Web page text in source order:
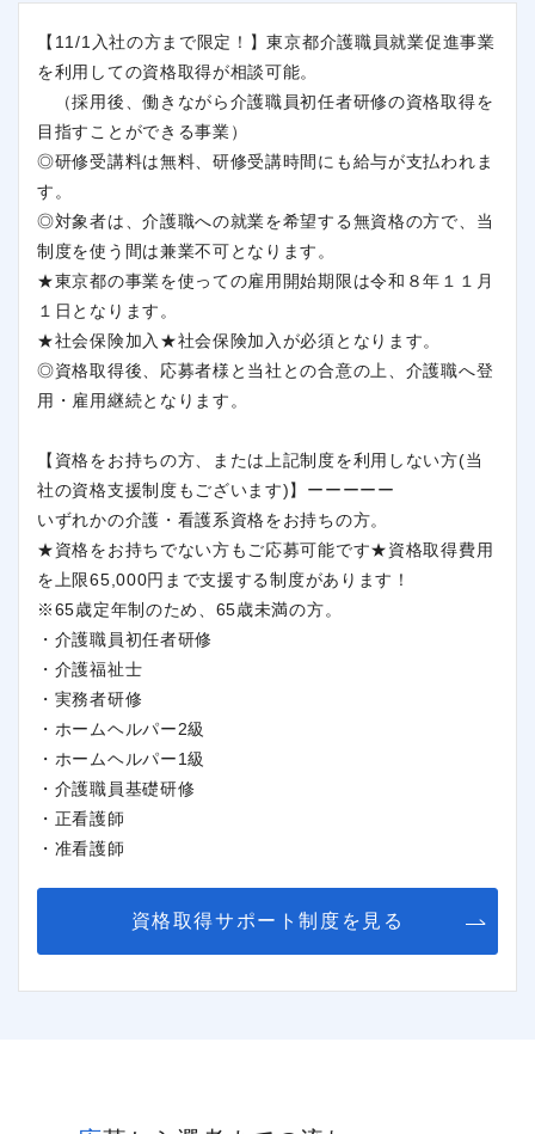
【11/1入社の方まで限定！】東京都介護職員就業促進事業
を利用しての資格取得が相談可能。
（採用後、働きながら介護職員初任者研修の資格取得を
目指すことができる事業）
◎研修受講料は無料、研修受講時間にも給与が支払われま
す。
◎対象者は、介護職への就業を希望する無資格の方で、当
制度を使う間は兼業不可となります。
★東京都の事業を使っての雇用開始期限は令和８年１１月
１日となります。
★社会保険加入★社会保険加入が必須となります。
◎資格取得後、応募者様と当社との合意の上、介護職へ登
用・雇用継続となります。
【資格をお持ちの方、または上記制度を利用しない方(当
社の資格支援制度もございます)】ーーーーー
いずれかの介護・看護系資格をお持ちの方。
★資格をお持ちでない方もご応募可能です★資格取得費用
を上限65,000円まで支援する制度があります！
※65歳定年制のため、65歳未満の方。
・介護職員初任者研修
・介護福祉士
・実務者研修
・ホームヘルパー2級
・ホームヘルパー1級
・介護職員基礎研修
・正看護師
・准看護師
資格取得サポート制度を見る